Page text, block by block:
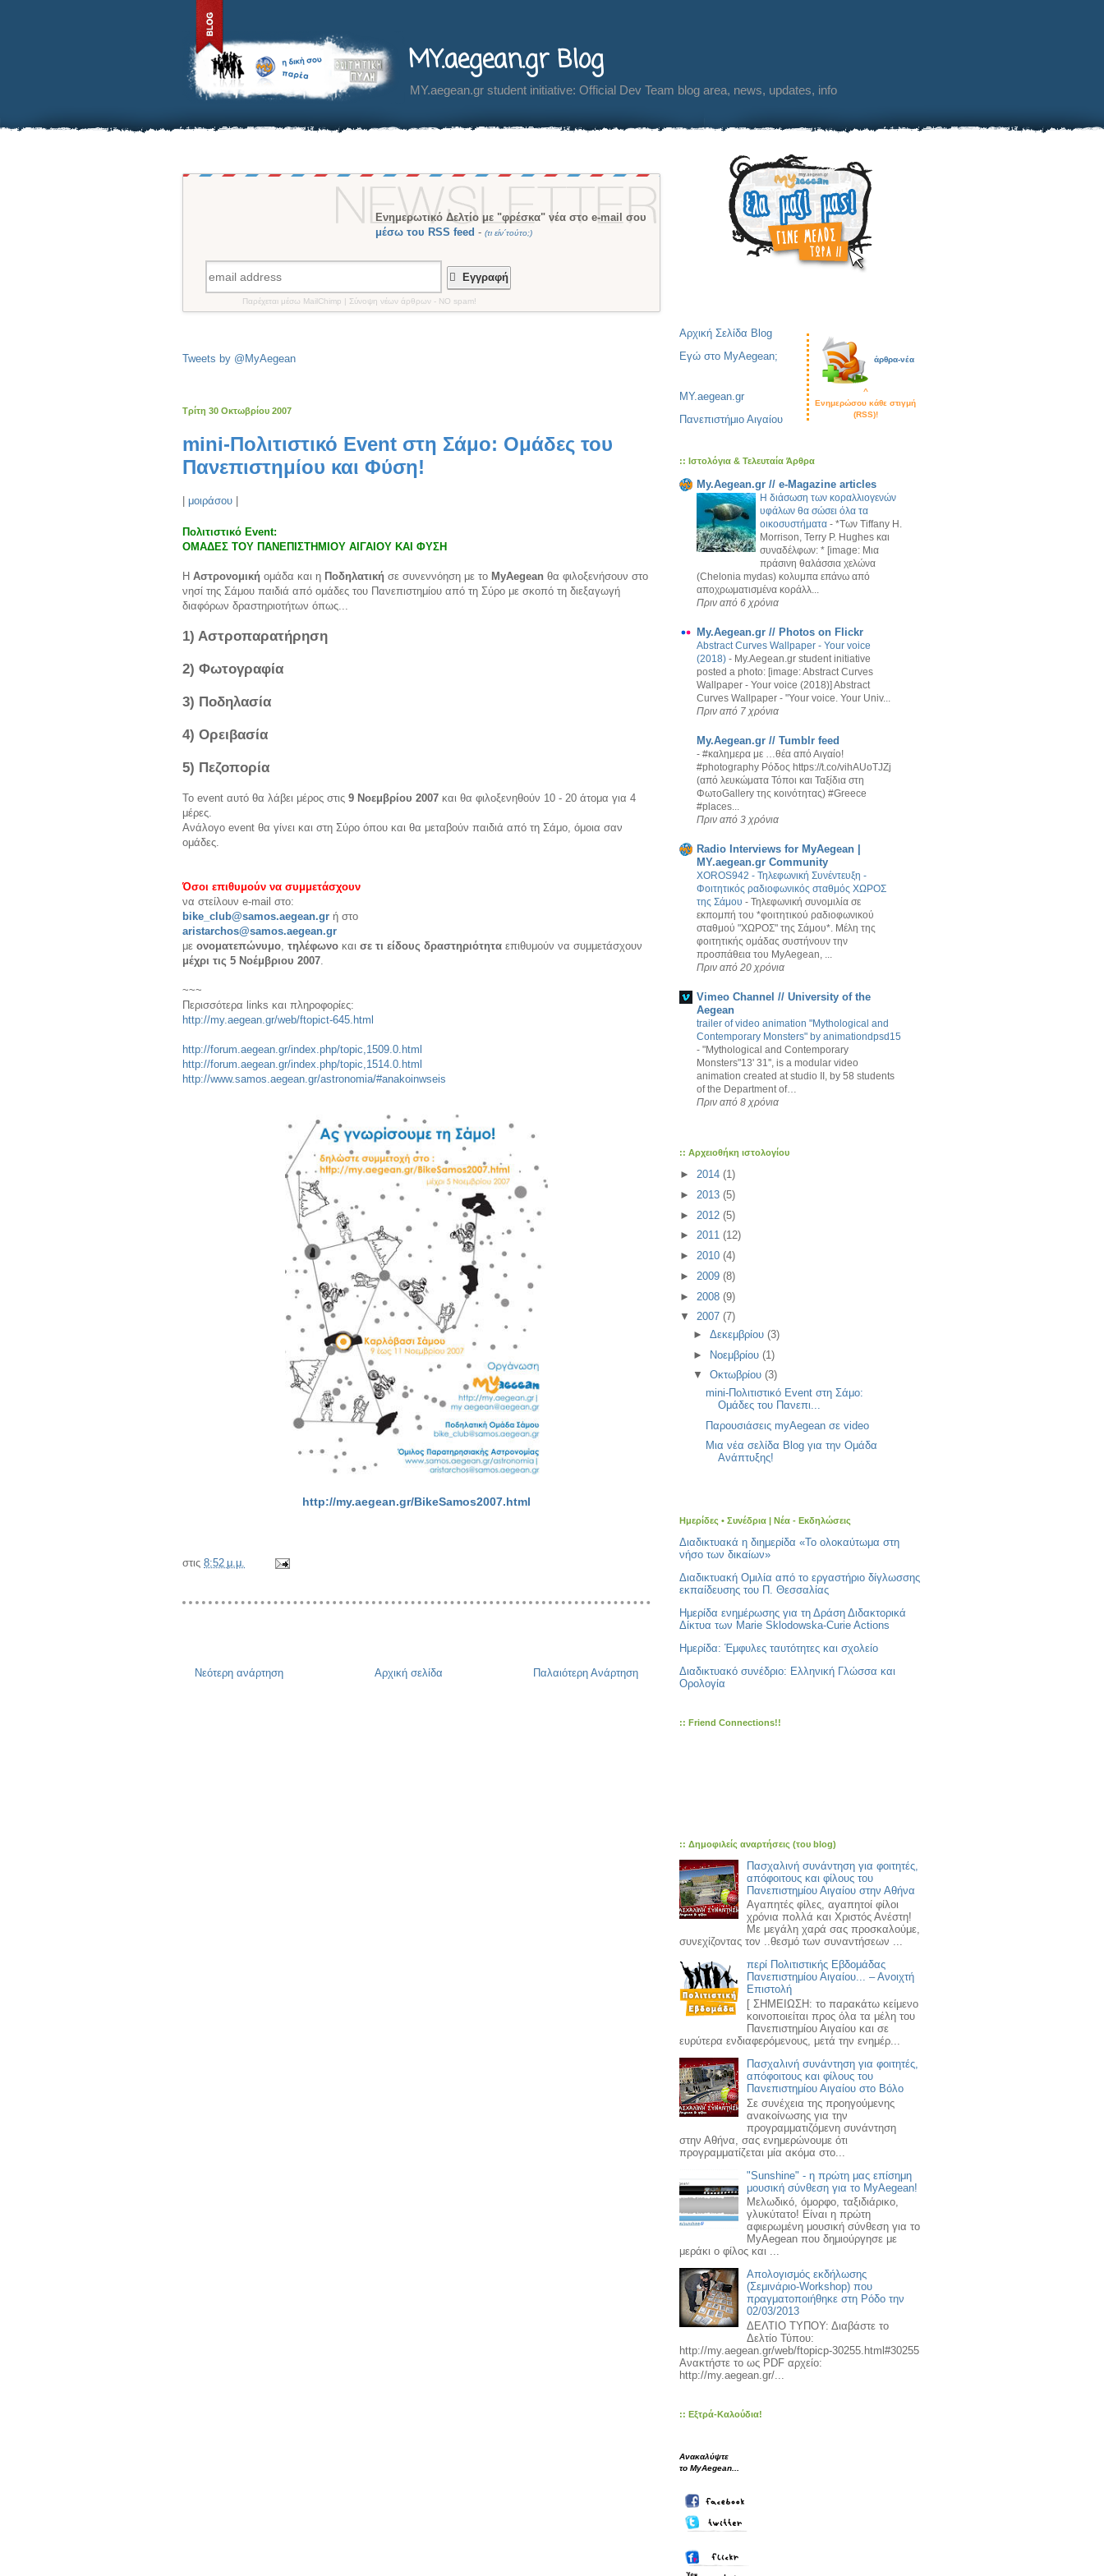
MY.aegean.gr Blog
MY.aegean.gr student initiative: Official Dev Team blog area, news, updates, info
Ενημερωτικό Δελτίο με "φρέσκα" νέα στο e-mail σου
μέσω του RSS feed - (τι είν´τούτο;)
Εγγραφή
Παρέχεται μέσω MailChimp | Σύνοψη νέων άρθρων - NO spam!
Tweets by @MyAegean
Τρίτη 30 Οκτωβρίου 2007
mini-Πολιτιστικό Εvent στη Σάμο: Ομάδες του
Πανεπιστημίου και Φύση!
μοιράσου
Πολιτιστικό Εvent:
ΟMAΔΕΣ ΤΟΥ ΠΑΝΕΠΙΣΤΗΜΙΟΥ ΑΙΓΑΙΟΥ ΚΑΙ ΦΥΣΗ
Η Αστρονομική ομάδα και η Ποδηλατική σε συνεννόηση με το MyAegean θα φιλοξενήσουν στο
νησί της Σάμου παιδιά από ομάδες του Πανεπιστημίου από τη Σύρο με σκοπό τη διεξαγωγή
διαφόρων δραστηριοτήτων όπως...
1) Αστροπαρατήρηση
2) Φωτογραφία
3) Ποδηλασία
4) Ορειβασία
5) Πεζοπορία
Το event αυτό θα λάβει μέρος στις 9 Νοεμβρίου 2007 και θα φιλοξενηθούν 10 - 20 άτομα για 4
μέρες.
Ανάλογο event θα γίνει και στη Σύρο όπου και θα μεταβούν παιδιά από τη Σάμο, όμοια σαν
ομάδες.
Όσοι επιθυμούν να συμμετάσχουν
να στείλουν e-mail στο:
bike_club@samos.aegean.gr ή στο
aristarchos@samos.aegean.gr
με ονοματεπώνυμο τηλέφωνο και σε τι είδους δραστηριότητα επιθυμούν να συμμετάσχουν
μέχρι τις 5 Νοέμβριου 2007
~~~
Περισσότερα links και πληροφορίες:
http://my.aegean.gr/web/ftopict-645.html
http://forum.aegean.gr/index.php/topic,1509.0.html
http://forum.aegean.gr/index.php/topic,1514.0.html
http://www.samos.aegean.gr/astronomia/#anakoinwseis
http://my.aegean.gr/BikeSamos2007.html
στις 8:52 μ.μ.
Νεότερη ανάρτηση Παλαιότερη Ανάρτηση
Αρχική σελίδα
Αρχική Σελίδα Blog
Εγώ στο MyAegean;
MY.aegean.gr
Πανεπιστήμιο Αιγαίου
άρθρα-νέα
^
Ενημερώσου κάθε στιγμή
(RSS)!
:: Ιστολόγια & Τελευταία Άρθρα
My.Aegean.gr // e-Magazine articles
Η διάσωση των κοραλλιογενών
υφάλων θα σώσει όλα τα
οικοσυστήματα - *Των Tiffany H.
Morrison, Terry P. Hughes και
συναδέλφων: * [image: Μια
πράσινη θαλάσσια χελώνα
(Chelonia mydas) κολυμπα επάνω από
αποχρωματισμένα κοράλλ...
Πριν από 6 χρόνια
My.Aegean.gr // Photos on Flickr
Abstract Curves Wallpaper - Your voice
(2018) - My.Aegean.gr student initiative
posted a photo: [image: Abstract Curves
Wallpaper - Your voice (2018)] Abstract
Curves Wallpaper - "Your voice. Your Univ...
Πριν από 7 χρόνια
My.Aegean.gr // Tumblr feed
- #καλημερα με …θέα από Αιγαίο!
#photography Ρόδος https://t.co/vihAUoTJZj
(από λευκώματα Τόποι και Ταξίδια στη
ΦωτοGallery της κοινότητας) #Greece
#places...
Πριν από 3 χρόνια
Radio Interviews for MyAegean |
MY.aegean.gr Community
XOROS942 - Τηλεφωνική Συνέντευξη -
Φοιτητικός ραδιοφωνικός σταθμός ΧΩΡΟΣ
της Σάμου - Τηλεφωνική συνομιλία σε
εκπομπή του *φοιτητικού ραδιοφωνικού
σταθμού "ΧΩΡΟΣ" της Σάμου*. Μέλη της
φοιτητικής ομάδας συστήνουν την
προσπάθεια του MyAegean, ...
Πριν από 20 χρόνια
Vimeo Channel // University of the
Aegean
trailer of video animation "Mythological and
Contemporary Monsters" by animationdpsd15
- "Mythological and Contemporary
Monsters"13' 31'', is a modular video
animation created at studio II, by 58 students
of the Department of…
Πριν από 8 χρόνια
:: Αρχειοθήκη ιστολογίου
► 2014 (1)
► 2013 (5)
► 2012 (5)
► 2011 (12)
► 2010 (4)
► 2009 (8)
► 2008 (9)
▼ 2007 (7)
► Δεκεμβρίου (3)
► Νοεμβρίου (1)
▼ Οκτωβρίου (3)
mini-Πολιτιστικό Εvent στη Σάμο:
Ομάδες του Πανεπι...
Παρουσιάσεις myAegean σε video
Μια νέα σελίδα Blog για την Ομάδα
Ανάπτυξης!
Ημερίδες • Συνέδρια | Νέα - Εκδηλώσεις
Διαδικτυακά η διημερίδα «Το ολοκαύτωμα στη
νήσο των δικαίων»
Διαδικτυακή Ομιλία από το εργαστήριο δίγλωσσης
εκπαίδευσης του Π. Θεσσαλίας
Ημερίδα ενημέρωσης για τη Δράση Διδακτορικά
Δίκτυα των Marie Sklodowska-Curie Actions
Ημερίδα: Έμφυλες ταυτότητες και σχολείο
Διαδικτυακό συνέδριο: Ελληνική Γλώσσα και
Ορολογία
:: Friend Connections!!
:: Δημοφιλείς αναρτήσεις (του blog)
Πασχαλινή συνάντηση για φοιτητές,
απόφοιτους και φίλους του
Πανεπιστημίου Αιγαίου στην Αθήνα
Αγαπητές φίλες, αγαπητοί φίλοι
χρόνια πολλά και Χριστός Ανέστη!
Με μεγάλη χαρά σας προσκαλούμε,
συνεχίζοντας τον ..θεσμό των συναντήσεων ...
περί Πολιτιστικής Εβδομάδας
Πανεπιστημίου Αιγαίου... – Ανοιχτή
Επιστολή
[ ΣΗΜΕΙΩΣΗ: το παρακάτω κείμενο
κοινοποιείται προς όλα τα μέλη του
Πανεπιστημίου Αιγαίου και σε
ευρύτερα ενδιαφερόμενους, μετά την ενημέρ...
Πασχαλινή συνάντηση για φοιτητές,
απόφοιτους και φίλους του
Πανεπιστημίου Αιγαίου στο Βόλο
Σε συνέχεια της προηγούμενης
ανακοίνωσης για την
προγραμματιζόμενη συνάντηση
στην Αθήνα, σας ενημερώνουμε ότι
προγραμματίζεται μία ακόμα στο...
"Sunshine" - η πρώτη μας επίσημη
μουσική σύνθεση για το MyAegean!
Μελωδικό, όμορφο, ταξιδιάρικο,
γλυκύτατο! Είναι η πρώτη
αφιερωμένη μουσική σύνθεση για το
MyAegean που δημιούργησε με
μεράκι ο φίλος και ...
Απολογισμός εκδήλωσης
(Σεμινάριο-Workshop) που
πραγματοποιήθηκε στη Ρόδο την
02/03/2013
ΔΕΛΤΙΟ ΤΥΠΟΥ: Διαβάστε το
Δελτίο Τύπου:
http://my.aegean.gr/web/ftopicp-30255.html#30255
Ανακτήστε το ως PDF αρχείο:
http://my.aegean.gr/...
:: Εξτρά-Καλούδια!
Ανακαλύψτε
το MyAegean...